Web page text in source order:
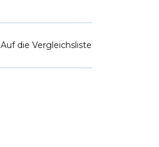
Auf die Vergleichsliste